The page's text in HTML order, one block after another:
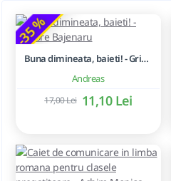
-35 %
Andreas
Buna dimineata, baieti! - Grigore Bajenaru
11,10 Lei
17,00 Lei